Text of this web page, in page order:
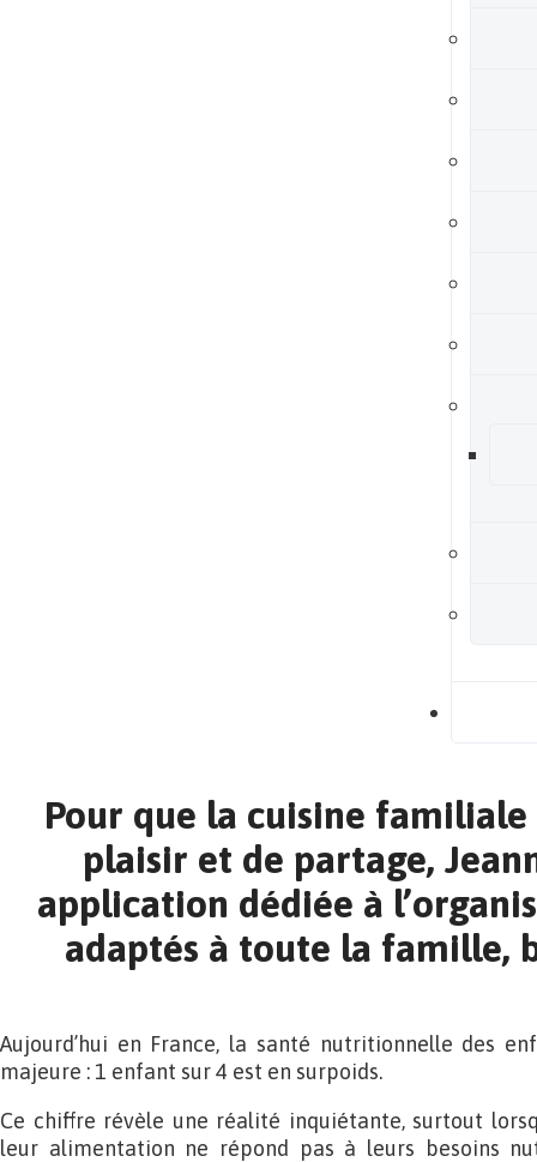
Pour que la cuisine familiale
plaisir et de partage,
application dédiée à
adaptés à toute la famille,
Aujourd’hui en France, la santé nutritionnelle des
majeure : 1 enfant sur 4 est en surpoids.
Ce chiffre révèle une réalité inquiétante, surtout
leur alimentation ne répond pas à leurs besoins